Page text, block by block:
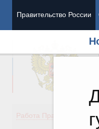
Правительство России
Работа Правительства